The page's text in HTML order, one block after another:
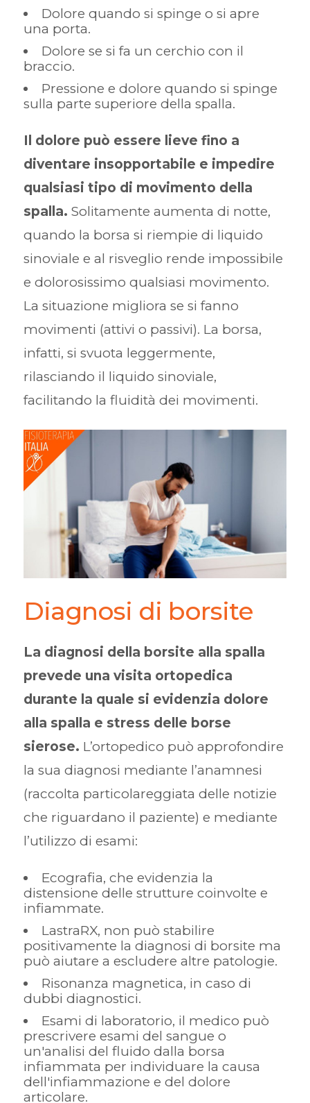
Dolore quando si spinge o si apre
una porta.
Dolore se si fa un cerchio con il
braccio.
Pressione e dolore quando si spinge
sulla parte superiore della spalla.
Il dolore può essere lieve fino a
diventare insopportabile e impedire
qualsiasi tipo di movimento della
spalla. Solitamente aumenta di notte,
quando la borsa si riempie di liquido
sinoviale e al risveglio rende impossibile
e dolorosissimo qualsiasi movimento.
La situazione migliora se si fanno
movimenti (attivi o passivi). La borsa,
infatti, si svuota leggermente,
rilasciando il liquido sinoviale,
facilitando la fluidità dei movimenti.
Diagnosi di borsite
La diagnosi della borsite alla spalla
prevede una visita ortopedica
durante la quale si evidenzia dolore
alla spalla e stress delle borse
sierose. L’ortopedico può approfondire
la sua diagnosi mediante l’anamnesi
(raccolta particolareggiata delle notizie
che riguardano il paziente) e mediante
l’utilizzo di esami:
Ecografia, che evidenzia la
distensione delle strutture coinvolte e
infiammate.
LastraRX, non può stabilire
positivamente la diagnosi di borsite ma
può aiutare a escludere altre patologie.
Risonanza magnetica, in caso di
dubbi diagnostici.
Esami di laboratorio, il medico può
prescrivere esami del sangue o
un'analisi del fluido dalla borsa
infiammata per individuare la causa
dell'infiammazione e del dolore
articolare.